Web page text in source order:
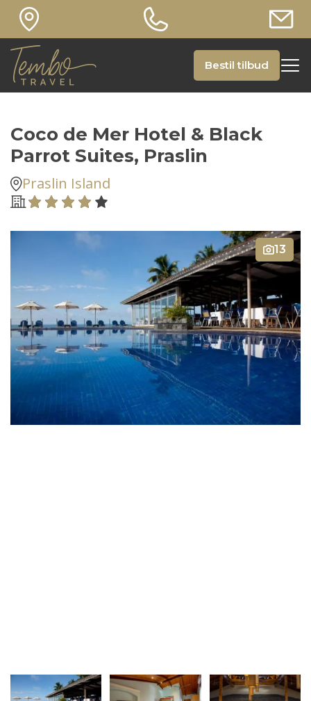
Bestil tilbud
Coco de Mer Hotel & Black
Parrot Suites, Praslin
Praslin Island
13